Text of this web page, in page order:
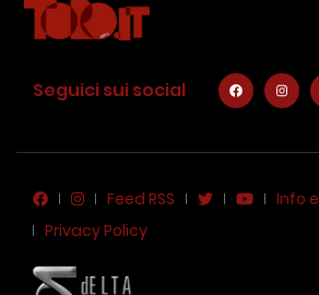
Seguici sui social
Feed RSS
Info
Privacy Policy